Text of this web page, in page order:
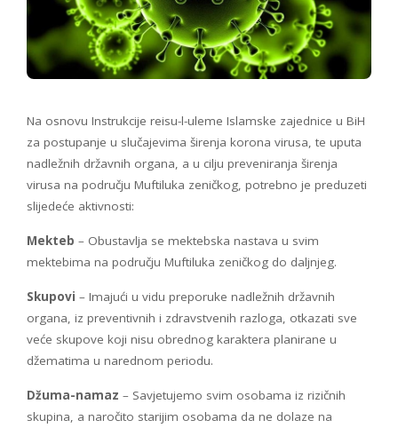
Na osnovu Instrukcije reisu-l-uleme Islamske zajednice u BiH
za postupanje u slučajevima širenja korona virusa, te uputa
nadležnih državnih organa, a u cilju preveniranja širenja
virusa na području Muftiluka zeničkog, potrebno je preduzeti
slijedeće aktivnosti:
Mekteb – Obustavlja se mektebska nastava u svim
mektebima na području Muftiluka zeničkog do daljnjeg.
Skupovi – Imajući u vidu preporuke nadležnih državnih
organa, iz preventivnih i zdravstvenih razloga, otkazati sve
veće skupove koji nisu obrednog karaktera planirane u
džematima u narednom periodu.
Džuma-namaz – Savjetujemo svim osobama iz rizičnih
skupina, a naročito starijim osobama da ne dolaze na